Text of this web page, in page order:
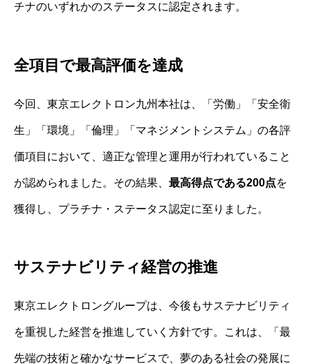
チナのいずれかのステータスに認定されます。
全項目で最高評価を達成
今回、東京エレクトロン九州本社は、「労働」「安全衛
生」「環境」「倫理」「マネジメントシステム」の各評
価項目において、適正な管理と運用が行われていること
が認められました。その結果、 最高得点である200点を
獲得し、プラチナ・ステータス認定に至りました。
サステナビリティ経営の推進
東京エレクトロングループは、今後もサステナビリティ
を重視した経営を推進していく方針です。これは、「最
先端の技術と確かなサービスで、夢のある社会の発展に